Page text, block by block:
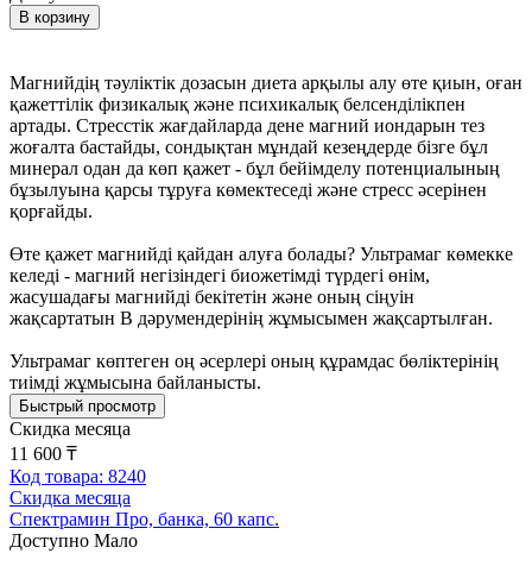
В корзину
Магнийдің тәуліктік дозасын диета арқылы алу өте қиын, оған
қажеттілік физикалық және психикалық белсенділікпен
артады. Стресстік жағдайларда дене магний иондарын тез
жоғалта бастайды, сондықтан мұндай кезеңдерде бізге бұл
минерал одан да көп қажет - бұл бейімделу потенциалының
бұзылуына қарсы тұруға көмектеседі және стресс әсерінен
қорғайды.
Өте қажет магнийді қайдан алуға болады? Ультрамаг көмекке
келеді - магний негізіндегі биожетімді түрдегі өнім,
жасушадағы магнийді бекітетін және оның сіңуін
жақсартатын В дәрумендерінің жұмысымен жақсартылған.
Ультрамаг көптеген оң әсерлері оның құрамдас бөліктерінің
тиімді жұмысына байланысты.
Быстрый просмотр
Скидка месяца
11 600 ₸
Код товара: 8240
Скидка месяца
Спектрамин Про, банка, 60 капс.
Доступно Мало